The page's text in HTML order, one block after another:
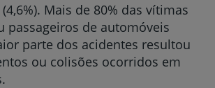
Mais de 80% das vítimas
passageiros de automóveis
parte dos acidentes resultou
ou colisões ocorridos em